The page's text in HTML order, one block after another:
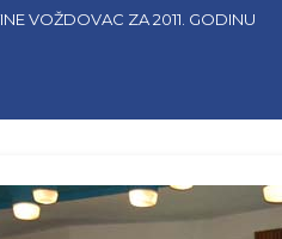
VOŽDOVAC ZA 2011. GODINU